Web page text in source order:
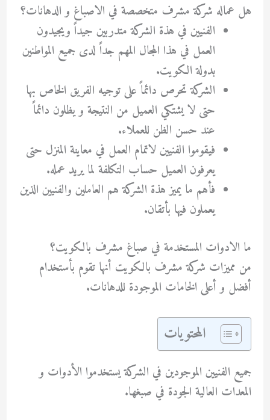
هل عماله شركة مشرف متخصصة في الاصباغ و الدهانات؟
الفنيين في هذة الشركة متدربين جيداً ويجيدون
العمل في هذا المجال المهم جداً لدى جميع المواطنين
بدولة الكويت.
الشركة تحرص دائماً على توجيه الفريق الخاص بها
حتى لا يشتكي العميل من النتيجة و يظلون دائماً
عند حسن الظن للعملاء.
فيقوموا الفنيين لاتمام العمل في معاينة المنزل حتى
يعرفون العميل حساب التكلفة لما يريد عمله.
فأهم ما يميز هذة الشركة هم العاملين والفنيين الذين
يعملون فيها بأتقان.
ما الادوات المستخدمة في صباغ مشرف بالكويت؟
من مميزات شركة مشرف بالكويت أنها تقوم بأستخدام
أفضل و أعلى الخامات الموجودة للدهانات.
المحتويات
جميع الفنيين الموجودين في الشركة يستخدموا الأدوات و
المعدات العالية الجودة في صبغها.